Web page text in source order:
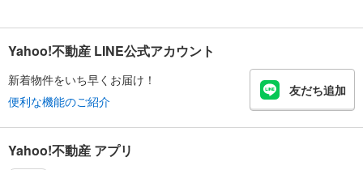
Yahoo!不動産 LINE公式アカウント
新着物件をいち早くお届け！
便利な機能のご紹介
友だち追加
Yahoo!不動産 アプリ